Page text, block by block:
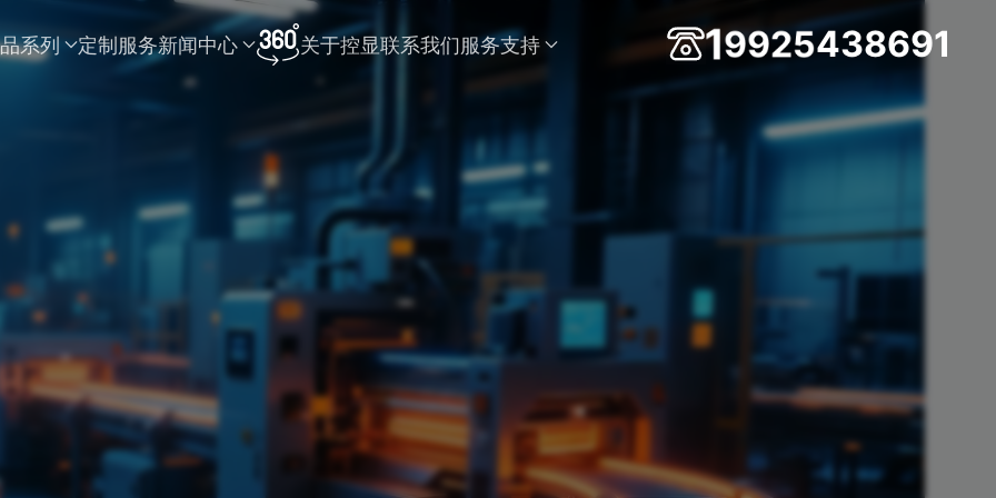
系列 定制服务新闻中心 关于控显联系我们服务支持 19925438691